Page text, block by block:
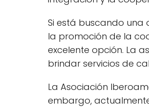
Si está buscando una
la promoción de la
excelente opción. La
brindar servicios de
La Asociación
embargo,